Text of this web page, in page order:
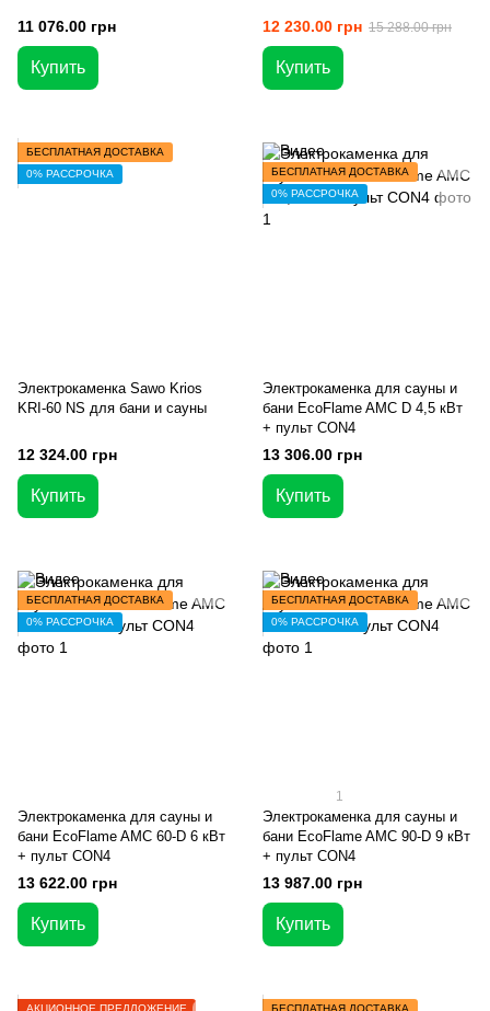
11 076.00 грн
Купить
12 230.00 грн 15 288.00 грн
Купить
БЕСПЛАТНАЯ ДОСТАВКА
0% РАССРОЧКА
Электрокаменка Sawo Krios
KRI-60 NS для бани и сауны
12 324.00 грн
Купить
БЕСПЛАТНАЯ ДОСТАВКА
0% РАССРОЧКА
Электрокаменка для сауны и
бани EcoFlame AMC D 4,5 кВт
+ пульт CON4
13 306.00 грн
Купить
БЕСПЛАТНАЯ ДОСТАВКА
0% РАССРОЧКА
Электрокаменка для сауны и
бани EcoFlame AMC 60-D 6 кВт
+ пульт CON4
13 622.00 грн
Купить
БЕСПЛАТНАЯ ДОСТАВКА
0% РАССРОЧКА
1
Электрокаменка для сауны и
бани EcoFlame AMC 90-D 9 кВт
+ пульт CON4
13 987.00 грн
Купить
АКЦИОННОЕ ПРЕДЛОЖЕНИЕ БЕСПЛАТНАЯ ДОСТАВКА